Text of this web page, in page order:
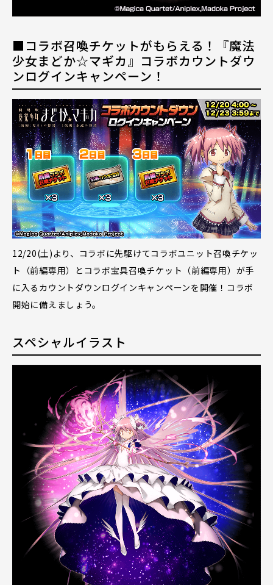
■コラボ召喚チケットがもらえる！『魔法
少女まどか☆マギカ』コラボカウントダウ
ンログインキャンペーン！
12/20(土)より、コラボに先駆けてコラボユニット召喚チケッ
ト（前編専用）とコラボ宝具召喚チケット（前編専用）が手
に入るカウントダウンログインキャンペーンを開催！コラボ
開始に備えましょう。
スペシャルイラスト